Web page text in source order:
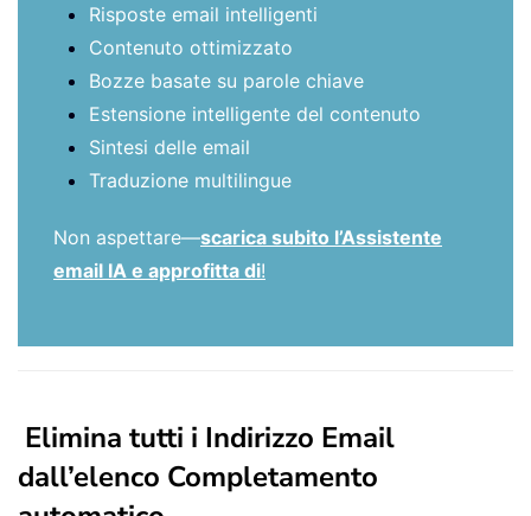
Risposte email intelligenti
Contenuto ottimizzato
Bozze basate su parole chiave
Estensione intelligente del contenuto
Sintesi delle email
Traduzione multilingue
Non aspettare—scarica subito l’Assistente
email IA e approfitta di!
Elimina tutti i Indirizzo Email
dall’elenco Completamento